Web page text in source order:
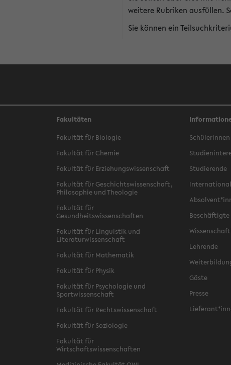
weitere Rubriken ausfüllen.
Sie können ein
Fakultäten
Fakultät für Biologie
Fakultät für Chemie
Fakultät für Erziehungswissenschaft
Fakultät für Geschichtswissenschaft,
Philosophie und Theologie
Fakultät für
Gesundheitswissenschaften
Fakultät für Linguistik und
Literaturwissenschaft
Fakultät für Mathematik
Fakultät für Physik
Fakultät für Psychologie und
Sportwissenschaft
Fakultät für Rechtswissenschaft
Fakultät für Soziologie
Fakultät für
Wirtschaftswissenschaften
Studierende
Beschäftigte
Lehrende
Gäste
Presse